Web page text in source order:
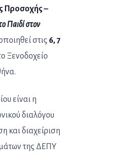
Προσοχής –
Παιδί στον
στις 6, 7
Ξενοδοχείο
είναι η
διαλόγου
και διαχείριση
της ΔΕΠΥ